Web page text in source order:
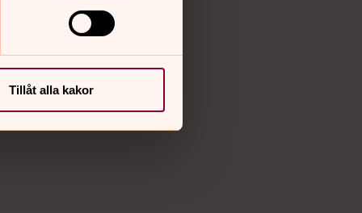
Tillåt alla kakor
Instagram
Vimeo